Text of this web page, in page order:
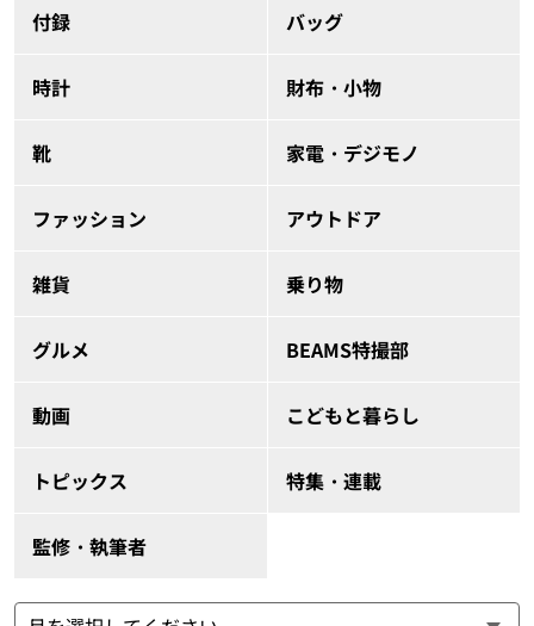
付録 バッグ
時計 財布・小物
靴 家電・デジモノ
ファッション アウトドア
雑貨 乗り物
グルメ BEAMS特撮部
動画 こどもと暮らし
トピックス 特集・連載
監修・執筆者